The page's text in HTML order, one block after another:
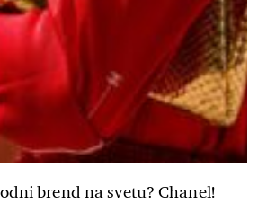
brend na svetu? Chanel!